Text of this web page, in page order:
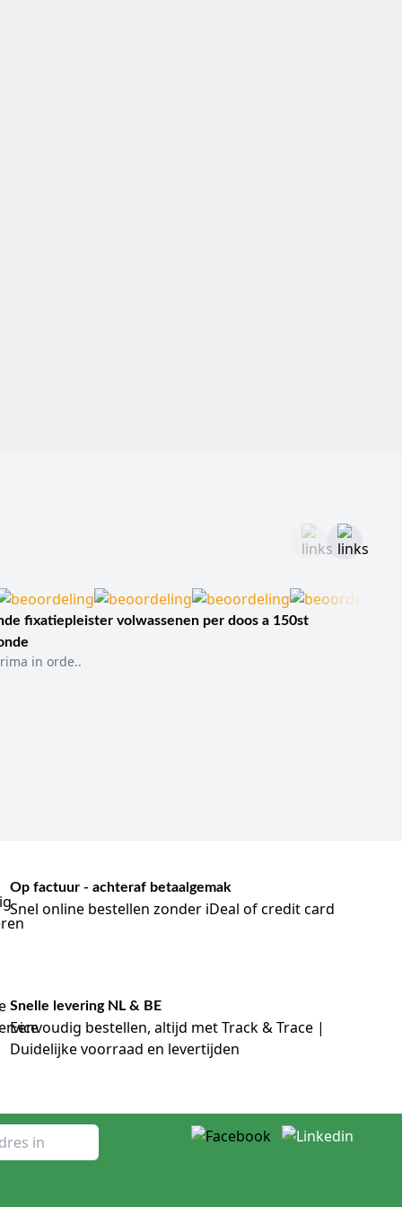
fixatiepleister volwassenen per doos a 150st
in orde..
Op factuur - achteraf betaalgemak
Snel online bestellen zonder iDeal of credit card
Snelle levering NL & BE
Eenvoudig bestellen, altijd met Track & Trace |
Duidelijke voorraad en levertijden